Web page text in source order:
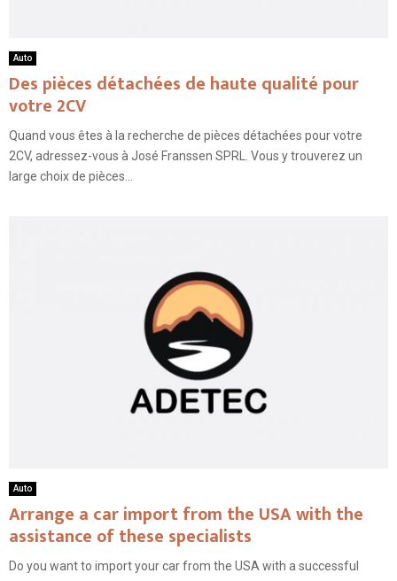
Auto
Des pièces détachées de haute qualité pour
votre 2CV
Quand vous êtes à la recherche de pièces détachées pour votre
2CV, adressez-vous à José Franssen SPRL. Vous y trouverez un
large choix de pièces...
Auto
Arrange a car import from the USA with the
assistance of these specialists
Do you want to import your car from the USA with a successful